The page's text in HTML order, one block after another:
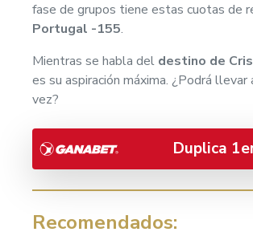
fase de grupos tiene estas cuotas de
Portugal -155.
Mientras se habla del destino de
es su aspiración máxima. ¿Podrá
vez?
Duplica
Recomendados: